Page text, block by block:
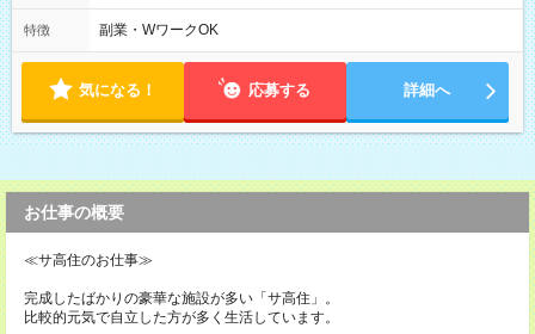
勤）・8時～18時 （実働時間8時間 待機休憩2時間）（日勤1回
あたりの給与 2万円）
特徴 副業・WワークOK
気になる！ 応募する 詳細へ
お仕事の概要
≪サ高住のお仕事≫
完成したばかりの豪華な施設が多い「サ高住」。
比較的元気で自立した方が多く生活しています。